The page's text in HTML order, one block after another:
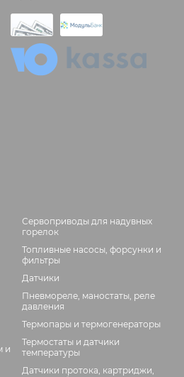
и
Сервоприводы для надувных
горелок
Топливные насосы, форсунки и
фильтры
Датчики
Пневмореле, маностаты, реле
давления
Термопары и термогенераторы
Термостаты и датчики
температуры
Датчики протока, картриджи,